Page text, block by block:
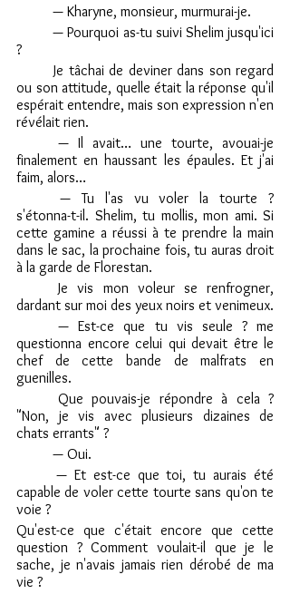
	— Kharyne, monsieur, murmurai-je.
	— Pourquoi as-tu suivi Shelim jusqu'ici
?
	Je tâchai de deviner dans son regard
ou son attitude, quelle était la réponse qu'il
espérait entendre, mais son expression n'en
révélait rien.
finalement en haussant les épaules. Et j'ai
faim, alors…
s'étonna-t-il. Shelim, tu mollis, mon ami. Si
cette gamine a réussi à te prendre la main
dans le sac, la prochaine fois, tu auras droit
à la garde de Florestan.
	Je vis mon voleur se renfrogner,
dardant sur moi des yeux noirs et venimeux.
	— Est-ce que tu vis seule ? me
questionna encore celui qui devait être le
chef de cette bande de malfrats en
guenilles.
"Non, je vis avec plusieurs dizaines de
chats errants" ?
	— Oui.
capable de voler cette tourte sans qu'on te
voie ?
Qu'est-ce que c'était encore que cette
question ? Comment voulait-il que je le
sache, je n'avais jamais rien dérobé de ma
vie ?